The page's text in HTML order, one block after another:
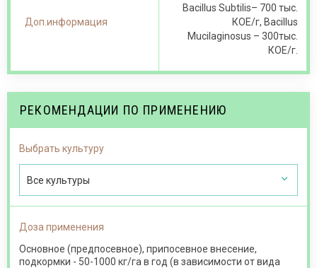
Доп.информация
Bacillus Subtilis– 700 тыс.
КОЕ/г, Bacillus
Mucilaginosus – 300тыс.
КОЕ/г.
РЕКОМЕНДАЦИИ ПО ПРИМЕНЕНИЮ
Выбрать культуру
Все культуры
Доза применения
Основное (предпосевное), припосевное внесение,
подкормки - 50-1000 кг/га в год (в зависимости от вида